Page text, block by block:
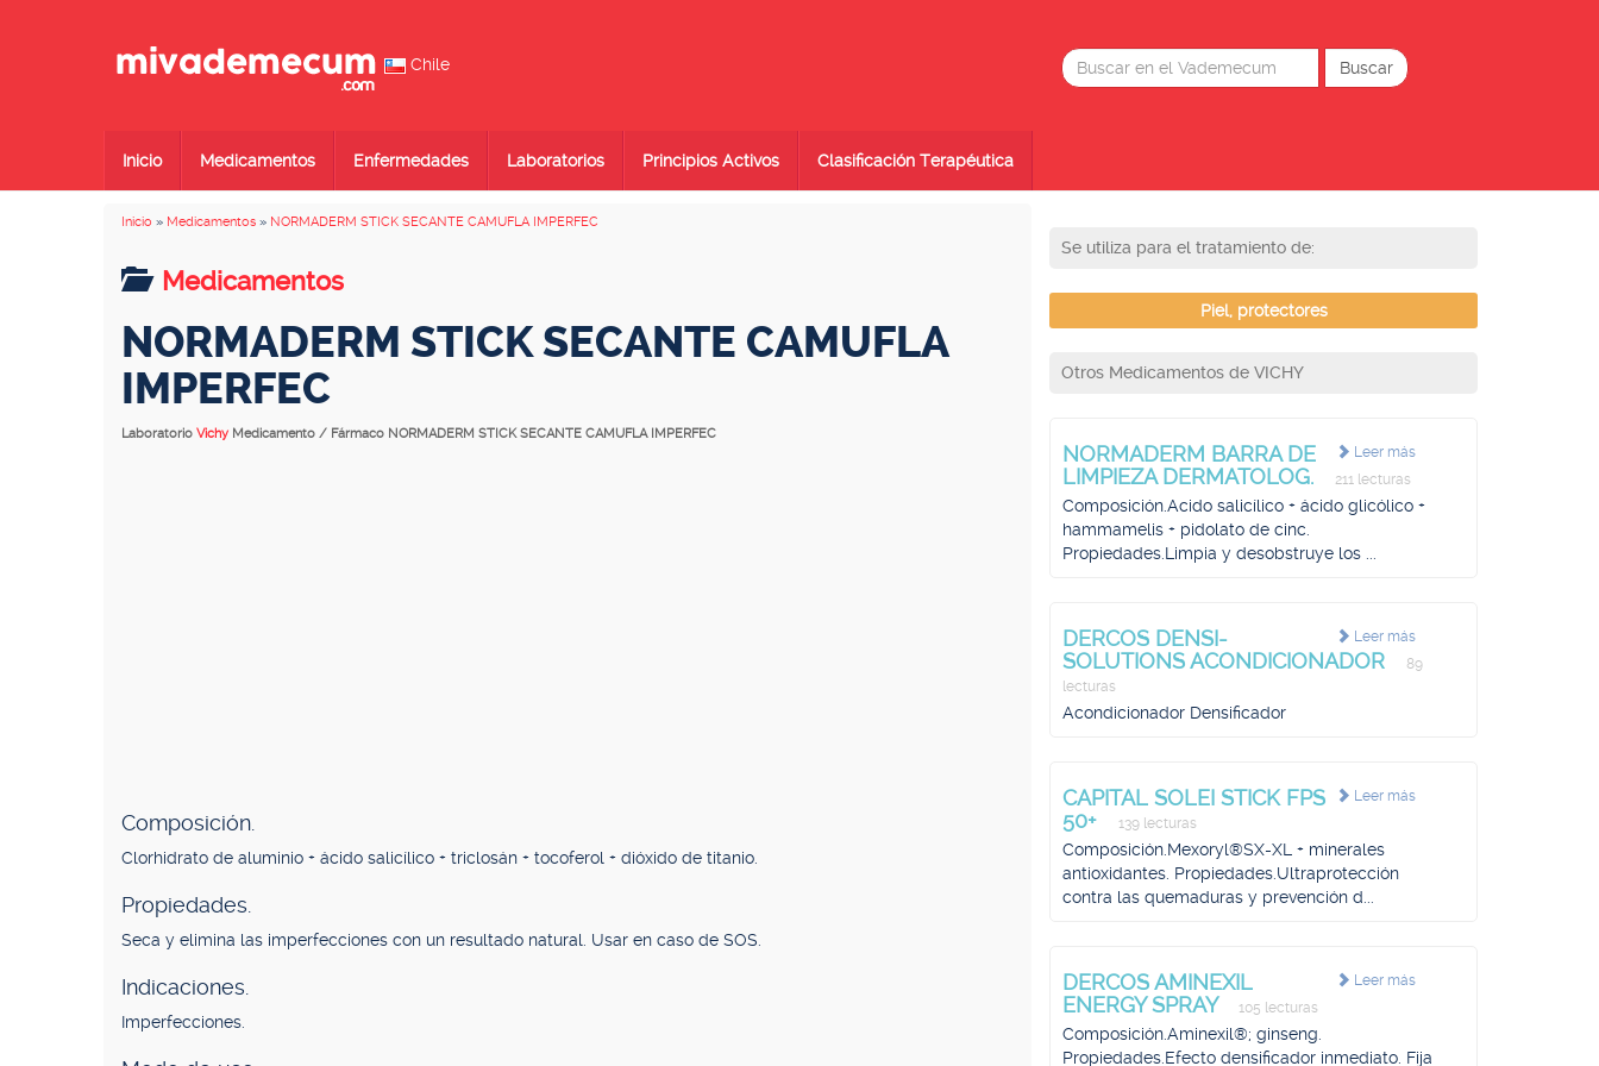
Chile
Inicio Medicamentos Enfermedades Laboratorios Principios Activos Clasificación Terapéutica
Inicio » Medicamentos » NORMADERM STICK SECANTE CAMUFLA IMPERFEC
Medicamentos
NORMADERM STICK SECANTE CAMUFLA
IMPERFEC
Laboratorio Vichy Medicamento / Fármaco NORMADERM STICK SECANTE CAMUFLA IMPERFEC
Composición.
Clorhidrato de aluminio + ácido salicílico + triclosán + tocoferol + dióxido de titanio.
Propiedades.
Seca y elimina las imperfecciones con un resultado natural. Usar en caso de SOS.
Indicaciones.
Imperfecciones.
Se utiliza para el tratamiento de:
Piel, protectores
Otros Medicamentos de VICHY
Leer más
NORMADERM BARRA DE
LIMPIEZA DERMATOLOG.
211 lecturas
Composición.Acido salicílico + ácido glicólico +
hammamelis + pidolato de cinc.
Propiedades.Limpia y desobstruye los ...
Leer más
DERCOS DENSI-
SOLUTIONS ACONDICIONADOR
89
lecturas
Acondicionador Densificador
Leer más
CAPITAL SOLEI STICK FPS
50+
139 lecturas
Composición.Mexoryl®SX-XL + minerales
antioxidantes. Propiedades.Ultraprotección
contra las quemaduras y prevención d...
Leer más
DERCOS AMINEXIL
ENERGY SPRAY
105 lecturas
Composición.Aminexil®; ginseng.
Propiedades.Efecto densificador inmediato. Fija